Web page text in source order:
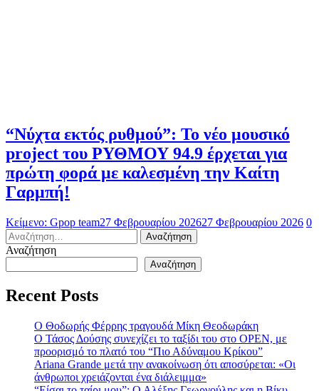
“Νύχτα εκτός ρυθμού”: Το νέο μουσικό
project του ΡΥΘΜΟΥ 94.9 έρχεται για
πρώτη φορά με καλεσμένη την Καίτη
Γαρμπή!
Κείμενο: Gpop team27 Φεβρουαρίου 202627 Φεβρουαρίου 2026 0
Αναζήτηση
για:
Αναζήτηση
Αναζήτηση
Recent Posts
Ο Θοδωρής Φέρρης τραγουδά Μίκη Θεοδωράκη
Ο Τάσος Δούσης συνεχίζει το ταξίδι του στο OPEN, με
προορισμό το πλατό του “Πιο Αδύναμου Κρίκου”
Ariana Grande μετά την ανακοίνωση ότι αποσύρεται: «Οι
άνθρωποι χρειάζονται ένα διάλειμμα»